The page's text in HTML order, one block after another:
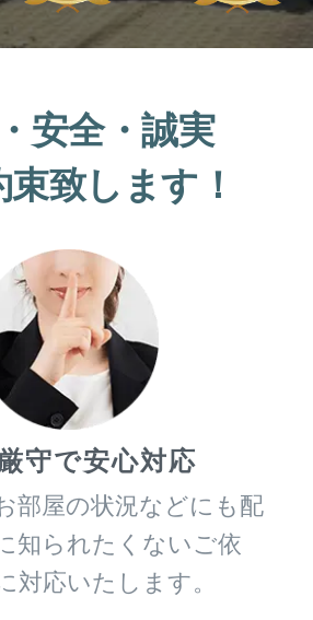
安全・誠実
致します！
守で安心対応
部屋の状況などにも配
知られたくないご依
対応いたします。